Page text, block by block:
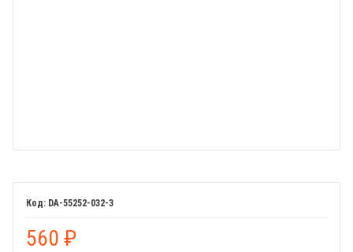
DA-55252-032-3
560 ₽